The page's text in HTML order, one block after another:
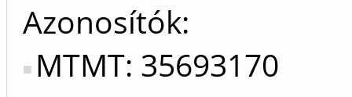
Azonosítók
MTMT: 35693170